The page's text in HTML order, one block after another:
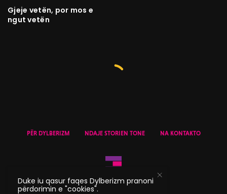
Gjeje vetën, por mos e
ngut vetën
PËR DYLBERIZM NDAJE STORIEN TONE NA KONTAKTO
Duke iu qasur faqes Dylberizm pranoni
përdorimin e "cookies".